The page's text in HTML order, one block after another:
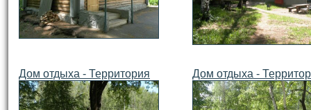
Дом отдыха - Территория Дом отдыха -